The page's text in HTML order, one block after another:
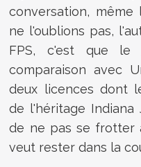
conversation, même
ne l'oublions pas,
FPS, c'est que
comparaison avec
deux licences dont
de l'héritage Indiana
de ne pas se frotter
veut rester dans la